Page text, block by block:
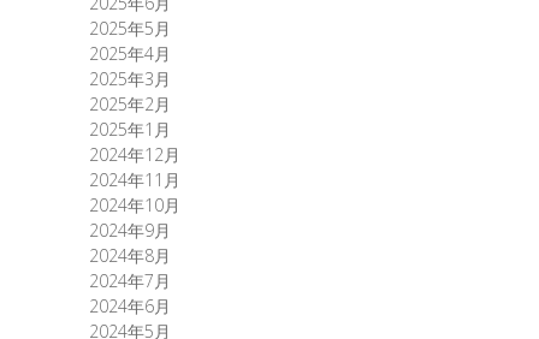
2025年5月
2025年4月
2025年3月
2025年2月
2025年1月
2024年12月
2024年11月
2024年10月
2024年9月
2024年8月
2024年7月
2024年6月
2024年5月